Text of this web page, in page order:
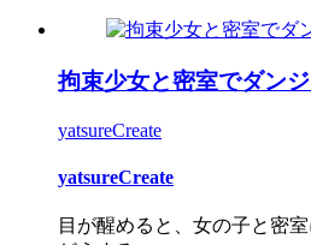
拘束少女と密室でダン
yatsureCreate
yatsureCreate
目が醒めると、女の子と密